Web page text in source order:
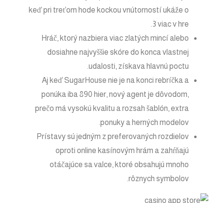
keď pri treťom hode kockou vnútorností ukáže o
3 viac v hre.
Hráč, ktorý nazbiera viac zlatých mincí alebo
dosiahne najvyššie skóre do konca vlastnej
udalosti, získava hlavnú poctu.
Aj keď SugarHouse nie je na konci rebríčka a
ponúka iba 890 hier, nový agent je dôvodom,
prečo má vysokú kvalitu a rozsah šablón, extra
ponuky a herných modelov.
Prístavy sú jedným z preferovaných rozdielov
oproti online kasínovým hrám a zahŕňajú
otáčajúce sa valce, ktoré obsahujú mnoho
rôznych symbolov.